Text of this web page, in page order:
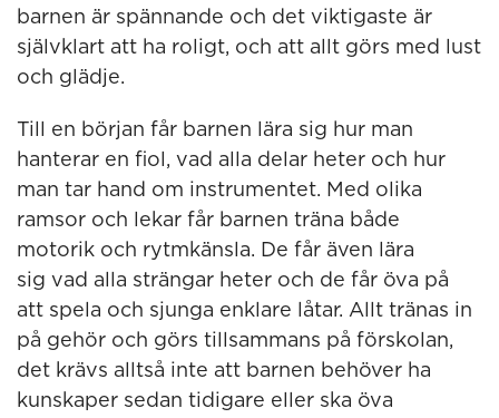
barnen är spännande och det viktigaste är
självklart att ha roligt, och att allt görs med lust
och glädje.
Till en början får barnen lära sig hur man
hanterar en fiol, vad alla delar heter och hur
man tar hand om instrumentet. Med olika
ramsor och lekar får barnen träna både
motorik och rytmkänsla. De får även lära
sig vad alla strängar heter och de får öva på
att spela och sjunga enklare låtar. Allt tränas in
på gehör och görs tillsammans på förskolan,
det krävs alltså inte att barnen behöver ha
kunskaper sedan tidigare eller ska öva